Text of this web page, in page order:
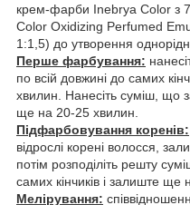
крем-фарби Inebrya Color з
Color Oxidizing Perfumed
1:1,5) до утворення
Перше фарбування:
по всій довжині до самих
хвилин. Нанесіть суміш, що
ще на 20-25 хвилин.
Підфарбовування коренів:
відрослі корені волосся,
потім розподіліть решту
самих кінчиків і залиште ще
Мелірування: